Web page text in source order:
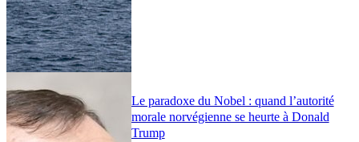
Le paradoxe du Nobel : quand l’autorité
morale norvégienne se heurte à Donald
Trump